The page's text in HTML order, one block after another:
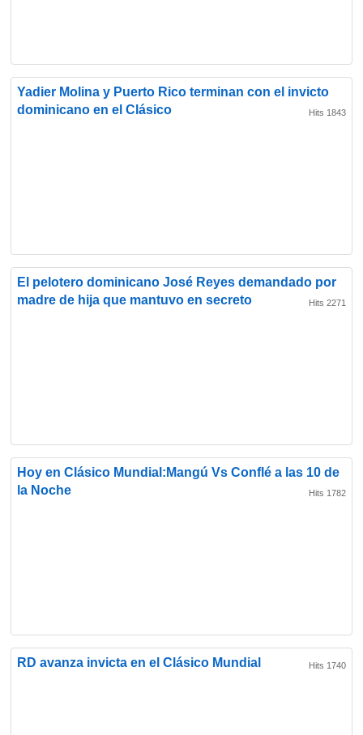
Yadier Molina y Puerto Rico terminan con el invicto
dominicano en el Clásico
Hits 1843
El pelotero dominicano José Reyes demandado por
madre de hija que mantuvo en secreto
Hits 2271
Hoy en Clásico Mundial:Mangú Vs Conflé a las 10 de
la Noche
Hits 1782
RD avanza invicta en el Clásico Mundial Hits 1740